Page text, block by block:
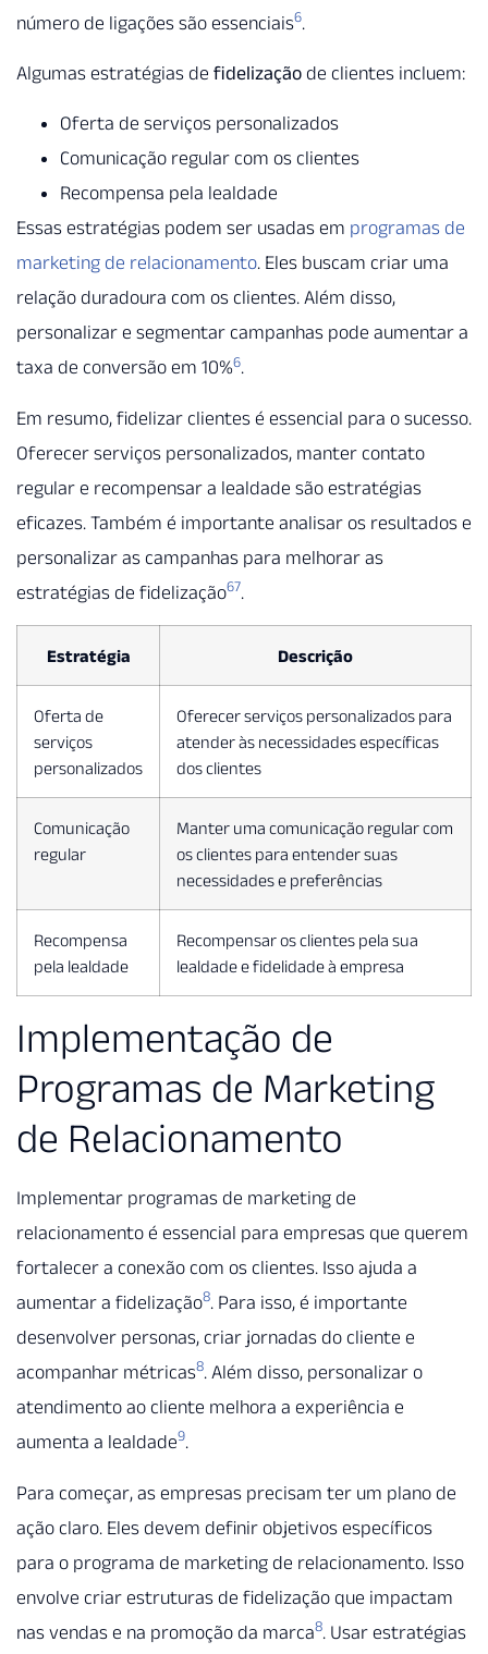
número de ligações são essenciais6.
Algumas estratégias de fidelização de clientes incluem:
Oferta de serviços personalizados
Comunicação regular com os clientes
Recompensa pela lealdade
Essas estratégias podem ser usadas em programas de
marketing de relacionamento. Eles buscam criar uma
relação duradoura com os clientes. Além disso,
personalizar e segmentar campanhas pode aumentar a
taxa de conversão em 10%6.
Em resumo, fidelizar clientes é essencial para o sucesso.
Oferecer serviços personalizados, manter contato
regular e recompensar a lealdade são estratégias
eficazes. Também é importante analisar os resultados e
personalizar as campanhas para melhorar as
estratégias de fidelização67.
Estratégia Descrição
Oferta de
serviços
personalizados
Oferecer serviços personalizados para
atender às necessidades específicas
dos clientes
Comunicação
regular
Manter uma comunicação regular com
os clientes para entender suas
necessidades e preferências
Recompensa
pela lealdade
Recompensar os clientes pela sua
lealdade e fidelidade à empresa
Implementação de
Programas de Marketing
de Relacionamento
Implementar programas de marketing de
relacionamento é essencial para empresas que querem
fortalecer a conexão com os clientes. Isso ajuda a
aumentar a fidelização8. Para isso, é importante
desenvolver personas, criar jornadas do cliente e
acompanhar métricas8. Além disso, personalizar o
atendimento ao cliente melhora a experiência e
aumenta a lealdade9.
Para começar, as empresas precisam ter um plano de
ação claro. Eles devem definir objetivos específicos
para o programa de marketing de relacionamento. Isso
envolve criar estruturas de fidelização que impactam
nas vendas e na promoção da marca8. Usar estratégias